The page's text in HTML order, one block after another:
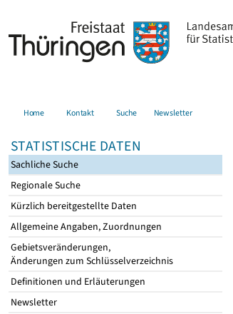
Home Kontakt Suche Newsletter
STATISTISCHE DATEN
Sachliche Suche
Regionale Suche
Kürzlich bereitgestellte Daten
Allgemeine Angaben, Zuordnungen
Gebietsveränderungen,
Änderungen zum Schlüsselverzeichnis
Definitionen und Erläuterungen
Newsletter